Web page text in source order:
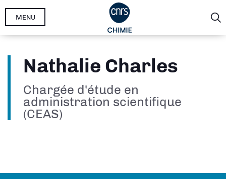
Aller
MENU
Nathalie Charles
Chargée d'étude en
administration scientifique
(CEAS)